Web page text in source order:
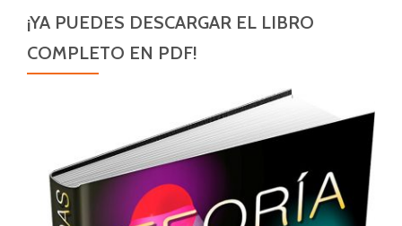
¡YA PUEDES DESCARGAR EL LIBRO
COMPLETO EN PDF!